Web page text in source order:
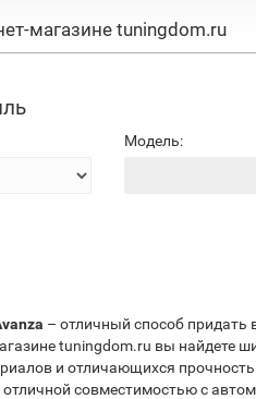
магазине tuningdom.ru
Модель:
– отличный способ
tuningdom.ru вы найдете
и отличающихся
совместимостью с